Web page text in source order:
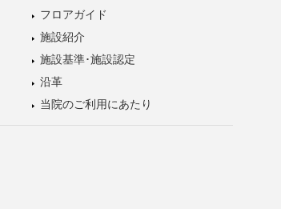
フロアガイド
施設紹介
施設基準･施設認定
沿革
当院のご利用にあたり